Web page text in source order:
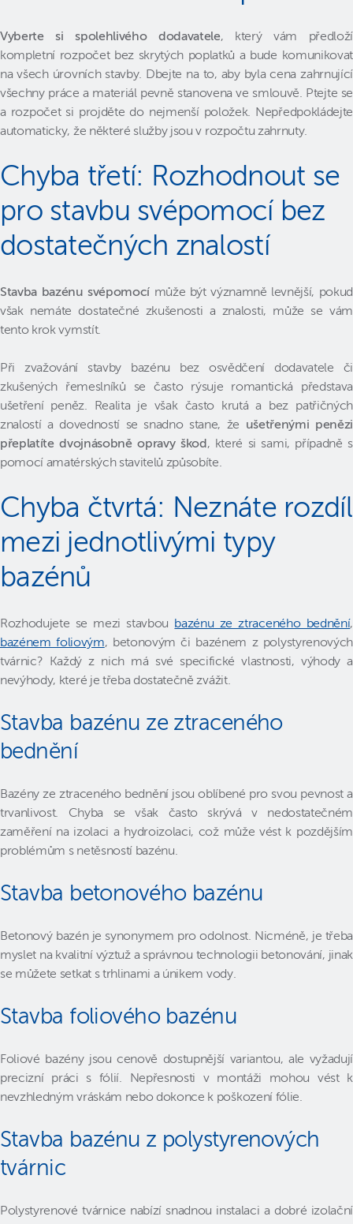
Vyberte si spolehlivého dodavatele, který vám předloží
kompletní rozpočet bez skrytých poplatků a bude komunikovat
na všech úrovních stavby. Dbejte na to, aby byla cena zahrnující
všechny práce a materiál pevně stanovena ve smlouvě. Ptejte se
a rozpočet si projděte do nejmenší položek. Nepředpokládejte
automaticky, že některé služby jsou v rozpočtu zahrnuty.
Chyba třetí: Rozhodnout se
pro stavbu svépomocí bez
dostatečných znalostí
Stavba bazénu svépomocí může být významně levnější, pokud
však nemáte dostatečné zkušenosti a znalosti, může se vám
tento krok vymstít.
Při zvažování stavby bazénu bez osvědčení dodavatele či
zkušených řemeslníků se často rýsuje romantická představa
ušetření peněz. Realita je však často krutá a bez patřičných
znalostí a dovedností se snadno stane, že ušetřenými penězi
přeplatíte dvojnásobně opravy škod, které si sami, případně s
pomocí amatérských stavitelů způsobíte.
Chyba čtvrtá: Neznáte rozdíl
mezi jednotlivými typy
bazénů
Rozhodujete se mezi stavbou bazénu ze ztraceného bednění,
bazénem foliovým, betonovým či bazénem z polystyrenových
tvárnic? Každý z nich má své specifické vlastnosti, výhody a
nevýhody, které je třeba dostatečně zvážit.
Stavba bazénu ze ztraceného
bednění
Bazény ze ztraceného bednění jsou oblíbené pro svou pevnost a
trvanlivost. Chyba se však často skrývá v nedostatečném
zaměření na izolaci a hydroizolaci, což může vést k pozdějším
problémům s netěsností bazénu.
Stavba betonového bazénu
Betonový bazén je synonymem pro odolnost. Nicméně, je třeba
myslet na kvalitní výztuž a správnou technologii betonování, jinak
se můžete setkat s trhlinami a únikem vody.
Stavba foliového bazénu
Foliové bazény jsou cenově dostupnější variantou, ale vyžadují
precizní práci s fólií. Nepřesnosti v montáži mohou vést k
nevzhledným vráskám nebo dokonce k poškození fólie.
Stavba bazénu z polystyrenových
tvárnic
Polystyrenové tvárnice nabízí snadnou instalaci a dobré izolační